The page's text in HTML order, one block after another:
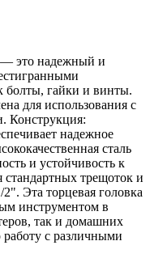
— это надежный и
болты, гайки и винты.
для использования с
Конструкция:
надежное
сталь
и устойчивость к
стандартных трещоток и
Эта торцевая головка
инструментом в
так и домашних
с различными